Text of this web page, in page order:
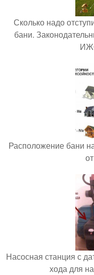
Сколько надо
бани.
Расположение бани
Насосная станция с
хода для